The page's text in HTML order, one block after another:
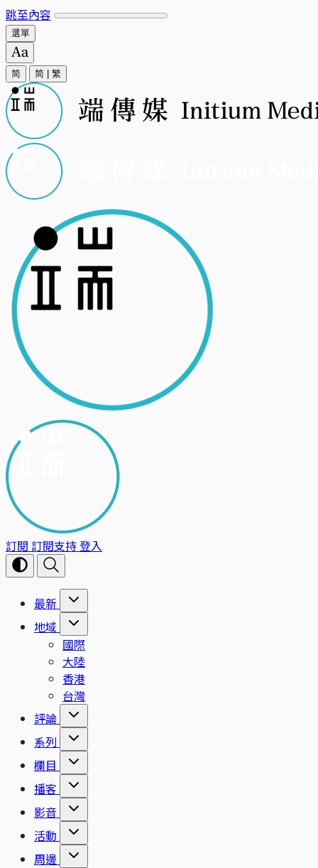
跳至內容
選單
简 简 繁
訂閱 訂閱支持登入
最新
地域
國際
大陸
香港
台灣
評論
系列
欄目
播客
影音
活動
周邊